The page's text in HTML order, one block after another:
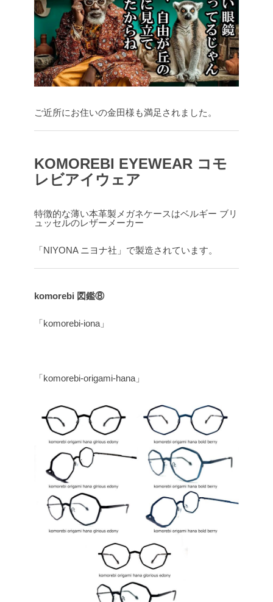
ご近所にお住いの金田様も満足されました。
KOMOREBI EYEWEAR コモ
レビアイウェア
特徴的な薄い本革製メガネケースはベルギー ブリ
ュッセルのレザーメーカー
「NIYONA ニヨナ社」で製造されています。
komorebi 図鑑⑧
「komorebi-iona」
「komorebi-origami-hana」